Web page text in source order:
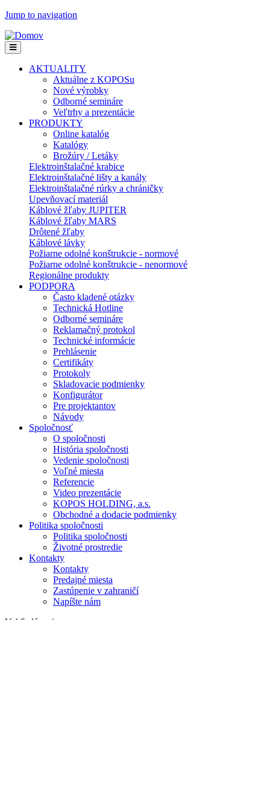
Jump to navigation
AKTUALITY
Aktuálne z KOPOSu
Nové výrobky
Odborné semináre
Veľtrhy a prezentácie
PRODUKTY
Online katalóg
Katalógy
Brožúry / Letáky
Elektroinštalačné krabice
Elektroinštalačné lišty a kanály
Elektroinštalačné rúrky a chráničky
Upevňovací materiál
Káblové žľaby JUPITER
Káblové žľaby MARS
Drôtené žľaby
Káblové lávky
Požiarne odolné konštrukcie - normové
Požiarne odolné konštrukcie - nenormové
Regionálne produkty
PODPORA
Často kladené otázky
Technická Hotline
Odborné semináre
Reklamačný protokol
Technické informácie
Prehlásenie
Certifikáty
Protokoly
Skladovacie podmienky
Konfigurátor
Pre projektantov
Návody
Spoločnosť
O spoločnosti
História spoločnosti
Vedenie spoločnosti
Voľné miesta
Referencie
Video prezentácie
KOPOS HOLDING, a.s.
Obchodné a dodacie podmienky
Politika spoločnosti
Politika spoločnosti
Životné prostredie
Kontakty
Kontakty
Predajné miesta
Zastúpenie v zahraničí
Napíšte nám
Vyhľadávanie